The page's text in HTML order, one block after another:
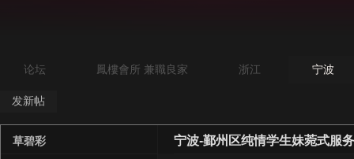
论坛 鳳樓會所 兼職良家 浙江 宁波
发新帖
宁波-鄞州区纯情学生妹菀式服
草碧彩